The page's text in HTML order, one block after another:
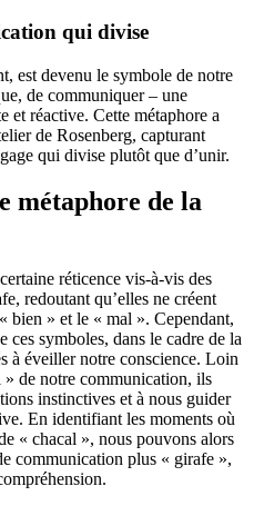
qui divise
est devenu le symbole de notre
de communiquer – une
et réactive. Cette métaphore a
de Rosenberg, capturant
qui divise plutôt que d’unir.
métaphore de la
réticence vis-à-vis des
redoutant qu’elles ne créent
bien » et le « mal ». Cependant,
ces symboles, dans le cadre de la
à éveiller notre conscience. Loin
» de notre communication, ils
instinctives et à nous guider
En identifiant les moments où
« chacal », nous pouvons alors
communication plus « girafe »,